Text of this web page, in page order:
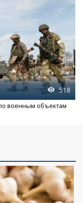
518
военным объектам